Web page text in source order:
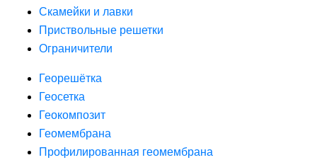
Скамейки и лавки
Приствольные решетки
Ограничители
Георешётка
Геосетка
Геокомпозит
Геомембрана
Профилированная геомембрана